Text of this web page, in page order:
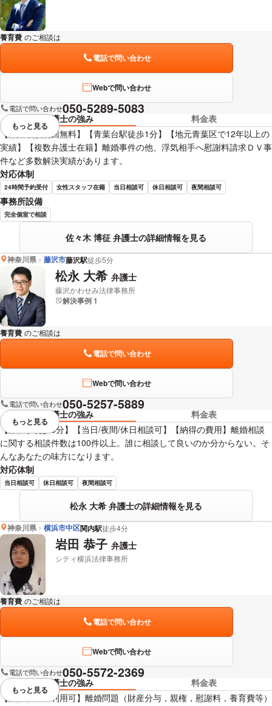
養育費 のご相談は
電話で問い合わせ
Webで問い合わせ
電話で問い合わせ050-5289-5083
弁護士の強み
料金表
【離婚相談初回無料】【青葉台駅徒歩1分】【地元青葉区で12年以上の
実績】【複数弁護士在籍】離婚事件の他、浮気相手へ慰謝料請求ＤＶ事
件など多数解決実績があります。
対応体制
24時間予約受付 女性スタッフ在籍 当日相談可 休日相談可 夜間相談可
事務所設備
完全個室で相談
佐々木 博征 弁護士の詳細情報を見る
視覚的に省略されている要素を
もっと見る
神奈川県 藤沢市藤沢駅徒歩5分
松永 大希 弁護士
藤沢かわせみ法律事務所
解決事例 1
養育費 のご相談は
電話で問い合わせ
Webで問い合わせ
電話で問い合わせ050-5257-5889
弁護士の強み
料金表
【藤沢駅徒歩5分】【当日/夜間/休日相談可】【納得の費用】離婚相談
に関する相談件数は100件以上。誰に相談して良いのか分からない。そ
んなあなたの味方になります。
対応体制
当日相談可 休日相談可 夜間相談可
松永 大希 弁護士の詳細情報を見る
視覚的に省略されている要素を
もっと見る
神奈川県 横浜市中区関内駅徒歩4分
岩田 恭子 弁護士
シティ横浜法律事務所
養育費 のご相談は
電話で問い合わせ
Webで問い合わせ
電話で問い合わせ050-5572-2369
弁護士の強み
料金表
【法テラスの利用可】離婚問題（財産分与，親権，慰謝料，養育費等）
視覚的に省略されている要素を
もっと見る